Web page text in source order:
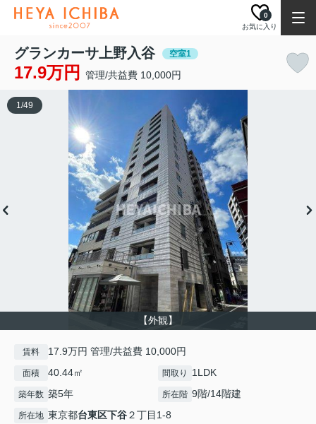
お気に入り
0
グランカーサ上野入谷 空室1
17.9万円 管理/共益費 10,000円
【外観】
1/49
賃料 17.9万円 管理/共益費 10,000円
面積 40.44㎡ 間取り 1LDK
築年数 築5年 所在階 9階/14階建
所在地 東京都台東区下谷２丁目1-8